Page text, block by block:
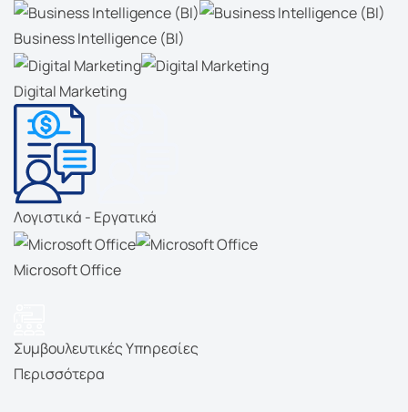
Business Intelligence (BI)
Digital Marketing
Λογιστικά - Εργατικά
Microsoft Office
Συμβουλευτικές Υπηρεσίες
Περισσότερα